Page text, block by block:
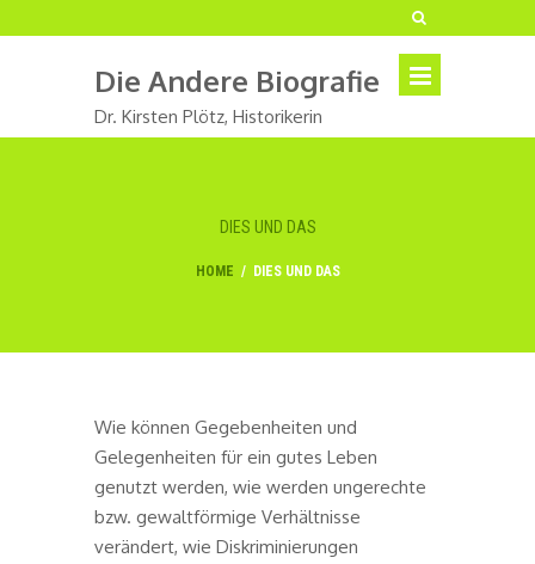
Die Andere Biografie
Dr. Kirsten Plötz, Historikerin
DIES UND DAS
HOME / DIES UND DAS
Wie können Gegebenheiten und
Gelegenheiten für ein gutes Leben
genutzt werden, wie werden ungerechte
bzw. gewaltförmige Verhältnisse
verändert, wie Diskriminierungen